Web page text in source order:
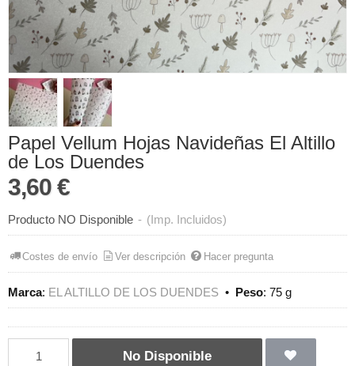
Papel Vellum Hojas Navideñas El Altillo
de Los Duendes
3,60 €
Producto NO Disponible - (Imp. Incluidos)
Costes de envío Ver descripción Hacer pregunta
Marca: EL ALTILLO DE LOS DUENDES • Peso: 75 g
No Disponible